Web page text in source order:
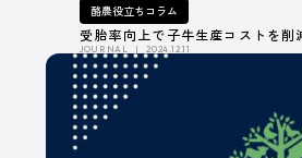
酪農役立ちコラム
受胎率向上で子牛生産コストを削
JOURNAL 2024.12.11